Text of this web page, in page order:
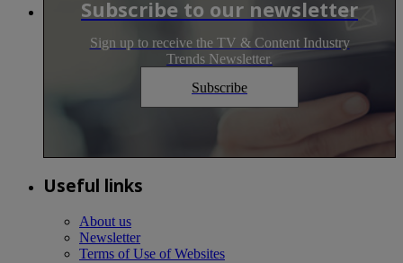
Subscribe to our newsletter
Sign up to receive the TV & Content Industry
Trends Newsletter.
Subscribe
Useful links
About us
Newsletter
Terms of Use of Websites